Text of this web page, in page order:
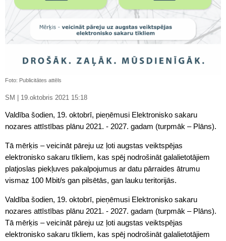
Foto: Publicitātes attēls
SM | 19.oktobris 2021 15:18
Valdība šodien, 19. oktobrī, pieņēmusi Elektronisko sakaru
nozares attīstības plānu 2021. - 2027. gadam (turpmāk – Plāns).
Tā mērķis – veicināt pāreju uz ļoti augstas veiktspējas
elektronisko sakaru tīkliem, kas spēj nodrošināt galalietotājiem
platjoslas piekļuves pakalpojumus ar datu pārraides ātrumu
vismaz 100 Mbit/s gan pilsētās, gan lauku teritorijās.
Valdība šodien, 19. oktobrī, pieņēmusi Elektronisko sakaru
nozares attīstības plānu 2021. - 2027. gadam (turpmāk – Plāns).
Tā mērķis – veicināt pāreju uz ļoti augstas veiktspējas
elektronisko sakaru tīkliem, kas spēj nodrošināt galalietotājiem